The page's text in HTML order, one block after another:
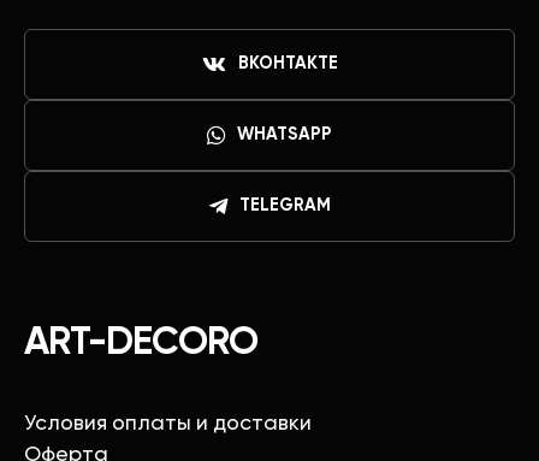
ART-DECORO
Условия оплаты и доставки
Оферта
ВКОНТАКТЕ
WHATSAPP
TELEGRAM